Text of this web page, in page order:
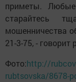
приметы.
старайтесь
мошенничества
21-3-75, - говорит
Фото:http://
rubtsovska/8678-